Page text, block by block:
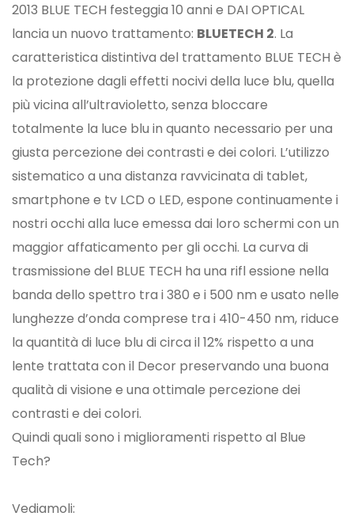
2013 BLUE TECH festeggia 10 anni e DAI OPTICAL
lancia un nuovo trattamento: BLUETECH 2. La
caratteristica distintiva del trattamento BLUE TECH è
la protezione dagli effetti nocivi della luce blu, quella
più vicina all’ultravioletto, senza bloccare
totalmente la luce blu in quanto necessario per una
giusta percezione dei contrasti e dei colori. L’utilizzo
sistematico a una distanza ravvicinata di tablet,
smartphone e tv LCD o LED, espone continuamente i
nostri occhi alla luce emessa dai loro schermi con un
maggior affaticamento per gli occhi. La curva di
trasmissione del BLUE TECH ha una rifl essione nella
banda dello spettro tra i 380 e i 500 nm e usato nelle
lunghezze d’onda comprese tra i 410-450 nm, riduce
la quantità di luce blu di circa il 12% rispetto a una
lente trattata con il Decor preservando una buona
qualità di visione e una ottimale percezione dei
contrasti e dei colori.
Quindi quali sono i miglioramenti rispetto al Blue
Tech?
Vediamoli: